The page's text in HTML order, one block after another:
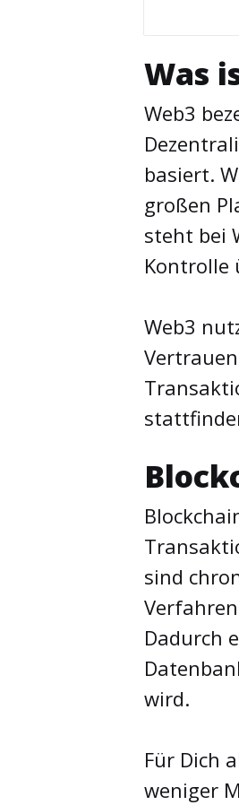
Was
Web3
basiert.
großen
steht bei
Kontrolle
Web3
sind
Dadurch
wird.
Für Dich
weniger